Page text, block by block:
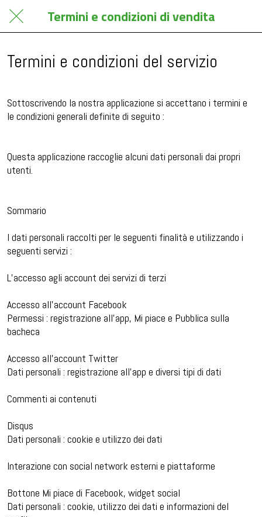
Termini e condizioni di vendita
Termini e condizioni del servizio
Sottoscrivendo la nostra applicazione si accettano i termini e
le condizioni generali definite di seguito :
Questa applicazione raccoglie alcuni dati personali dai propri
utenti.
Sommario
I dati personali raccolti per le seguenti finalità e utilizzando i
seguenti servizi :
L’accesso agli account dei servizi di terzi
Accesso all’account Facebook
Permessi : registrazione all’app, Mi piace e Pubblica sulla
bacheca
Accesso all’account Twitter
Dati personali : registrazione all’app e diversi tipi di dati
Commenti ai contenuti
Disqus
Dati personali : cookie e utilizzo dei dati
Interazione con social network esterni e piattaforme
Bottone Mi piace di Facebook, widget social
Dati personali : cookie, utilizzo dei dati e informazioni del